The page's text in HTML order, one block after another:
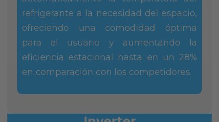
refrigerante a la necesidad del espacio,
ofreciendo una comodidad óptima
para el usuario y aumentando la
eficiencia estacional hasta en un 28%
en comparación con los competidores.